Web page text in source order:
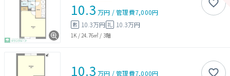
10.3 万円 /管理費7,000円
敷 10.3万円 礼 10.3万円
1K /24.76㎡ / 3階
10.3 万円 /管理費7,000円